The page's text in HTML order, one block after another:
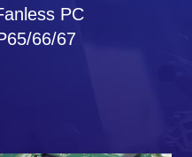
PC
66/67